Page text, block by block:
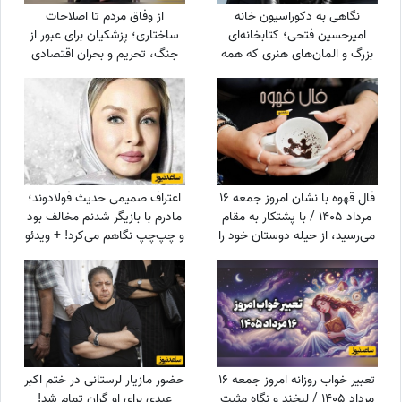
نگاهی به دکوراسیون خانه
امیرحسین فتحی؛ کتابخانه‌ای
بزرگ و المان‌های هنری که همه
را غافلگیر کرد/ بیخود نیست
بهش میگن آقازاده سینمای ایران
از وفاق مردم تا اصلاحات
ساختاری؛ پزشکیان برای عبور از
جنگ، تحریم و بحران اقتصادی
چه برنامه‌ای دارد؟
فال قهوه با نشان امروز جمعه 16
مرداد 1405 / با پشتکار به مقام
می‌رسید، از حیله دوستان خود را
پنهان کنید
اعتراف صمیمی حدیث فولادوند؛
مادرم با بازیگر شدنم مخالف بود
و چپ‌چپ نگاهم می‌کرد! + ویدئو
تعبیر خواب روزانه امروز جمعه 16
حضور مازیار لرستانی در ختم اکبر